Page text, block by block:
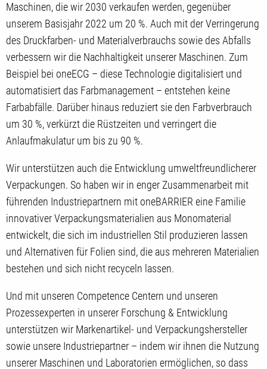
Maschinen, die wir 2030 verkaufen werden, gegenüber
unserem Basisjahr 2022 um 20 %. Auch mit der Verringerung
des Druckfarben- und Materialverbrauchs sowie des Abfalls
verbessern wir die Nachhaltigkeit unserer Maschinen. Zum
Beispiel bei oneECG – diese Technologie digitalisiert und
automatisiert das Farbmanagement – entstehen keine
Farbabfälle. Darüber hinaus reduziert sie den Farbverbrauch
um 30 %, verkürzt die Rüstzeiten und verringert die
Anlaufmakulatur um bis zu 90 %.
Wir unterstützen auch die Entwicklung umweltfreundlicherer
Verpackungen. So haben wir in enger Zusammenarbeit mit
führenden Industriepartnern mit oneBARRIER eine Familie
innovativer Verpackungsmaterialien aus Monomaterial
entwickelt, die sich im industriellen Stil produzieren lassen
und Alternativen für Folien sind, die aus mehreren Materialien
bestehen und sich nicht recyceln lassen.
Und mit unseren Competence Centern und unseren
Prozessexperten in unserer Forschung & Entwicklung
unterstützen wir Markenartikel- und Verpackungshersteller
sowie unsere Industriepartner – indem wir ihnen die Nutzung
unserer Maschinen und Laboratorien ermöglichen, so dass